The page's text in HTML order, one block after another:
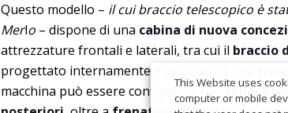
Questo modello – il cui braccio telescopico è
Merlo – dispone di una cabina di nuova
attrezzature frontali e laterali, tra cui il braccio
progettato internamente e abbinato a una
macchina può essere configurata con
This Website uses
computer or mobile